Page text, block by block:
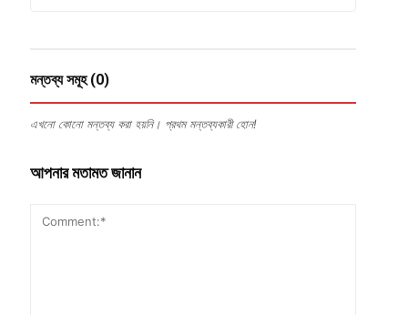
মন্তব্য সমূহ (0)
এখনো কোনো মন্তব্য করা হয়নি। প্রথম মন্তব্যকারী হোন!
আপনার মতামত জানান